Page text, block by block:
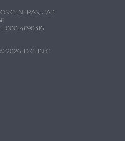
CENTRAS, UAB
© 2026 ID CLINIC